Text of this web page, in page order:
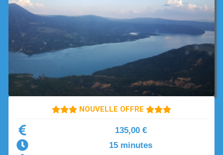
OPEN SUBMENU (SIMULATEUR)
SIMULATEUR
OPEN SUBMENU (DRÔNE)
DRÔNE
NOUVELLE OFFRE
135,00 €
15 minutes